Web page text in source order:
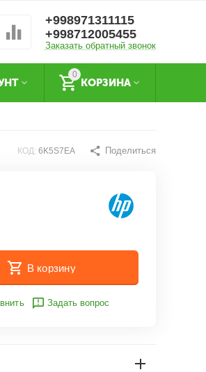
+998971311115
+998712005455
Заказать обратный звонок
0
КОРЗИНА
КОД: 6K5S7EA Поделиться
В корзину
Задать вопрос